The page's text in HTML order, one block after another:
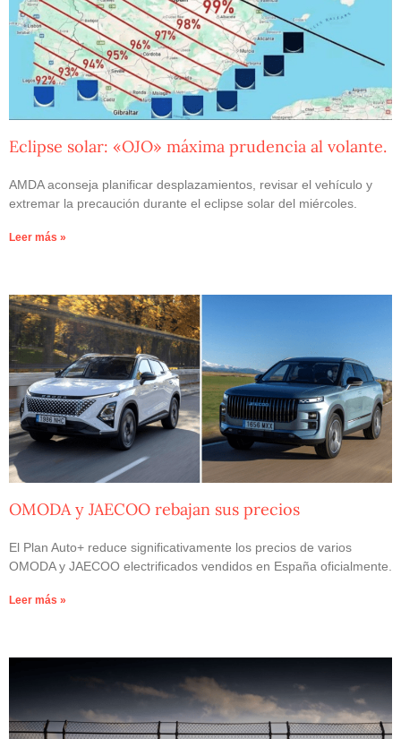
Eclipse solar: «OJO» máxima prudencia al volante.
AMDA aconseja planificar desplazamientos, revisar el vehículo y
extremar la precaución durante el eclipse solar del miércoles.
Leer más »
OMODA y JAECOO rebajan sus precios
El Plan Auto+ reduce significativamente los precios de varios
OMODA y JAECOO electrificados vendidos en España oficialmente.
Leer más »